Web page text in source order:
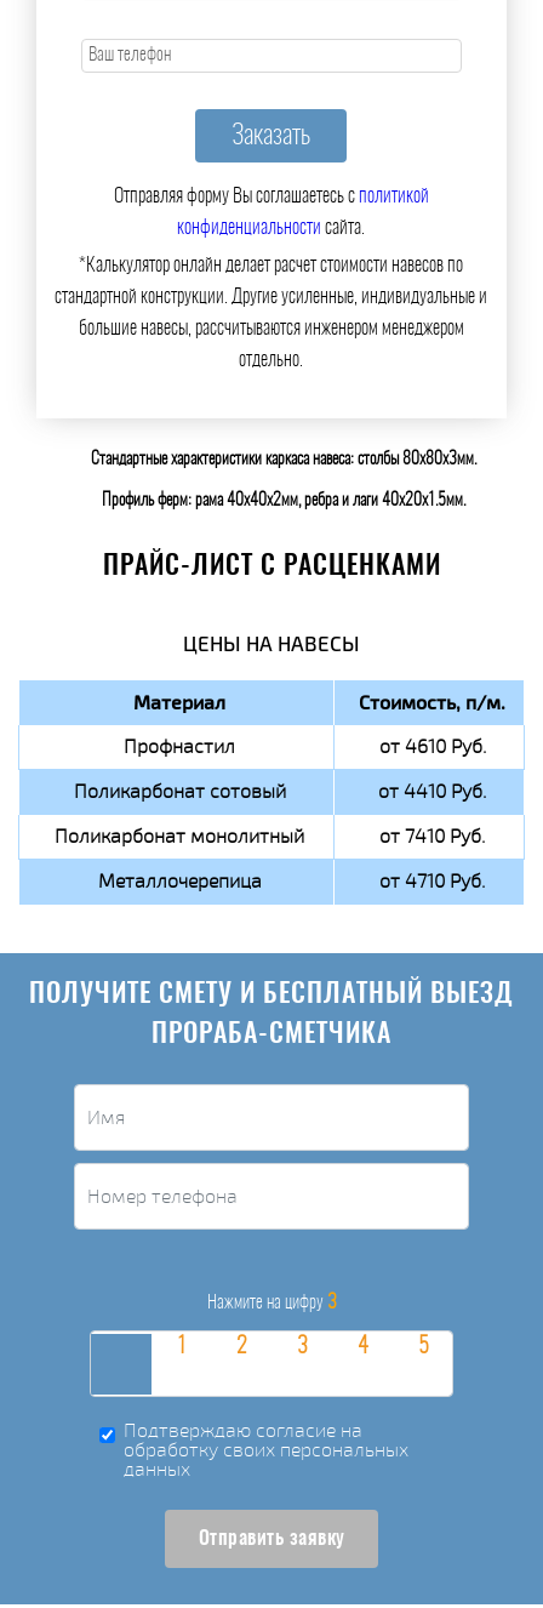
Отправляя форму Вы соглашаетесь сполитикой
конфиденциальности сайта.
*Калькулятор онлайн делает расчет стоимости навесов по
стандартной конструкции. Другие усиленные, индивидуальные и
большие навесы, рассчитываются инженером менеджером
отдельно.
Стандартные характеристики каркаса навеса: столбы 80х80х3мм.
Профиль ферм: рама 40х40х2мм, ребра и лаги 40х20х1.5мм.
ПРАЙС-ЛИСТ С РАСЦЕНКАМИ
ЦЕНЫ НА НАВЕСЫ
Материал Стоимость, п/м.
Профнастил
от 4610 Руб.
Поликарбонат сотовый
от 4410 Руб.
Поликарбонат монолитный
от 7410 Руб.
Металлочерепица
от 4710 Руб.
ПОЛУЧИТЕ СМЕТУ И БЕСПЛАТНЫЙ ВЫЕЗД
ПРОРАБА-СМЕТЧИКА
Нажмите на цифру 3
Подтверждаю согласие на
обработку своих персональных
данных
Отправить заявку